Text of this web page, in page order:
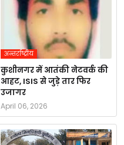
अन्तर्राष्ट्रीय
कुशीनगर में आतंकी नेटवर्क की
आहट, ISIS से जुड़े तार फिर
उजागर
April 06, 2026